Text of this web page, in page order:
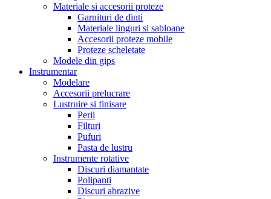
Materiale si accesorii proteze
Garnituri de dinti
Materiale linguri si sabloane
Accesorii proteze mobile
Proteze scheletate
Modele din gips
Instrumentar
Modelare
Accesorii prelucrare
Lustruire si finisare
Perii
Filturi
Pufuri
Pasta de lustru
Instrumente rotative
Discuri diamantate
Polipanti
Discuri abrazive